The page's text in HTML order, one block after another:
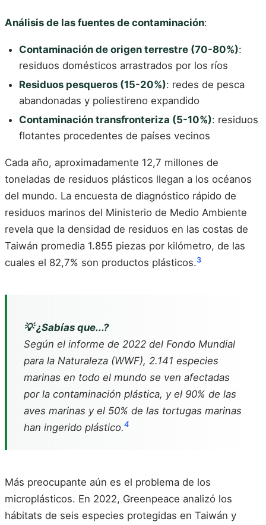
Análisis de las fuentes de contaminación:
Contaminación de origen terrestre (70-80%):
residuos domésticos arrastrados por los ríos
Residuos pesqueros (15-20%): redes de pesca
abandonadas y poliestireno expandido
Contaminación transfronteriza (5-10%): residuos
flotantes procedentes de países vecinos
Cada año, aproximadamente 12,7 millones de
toneladas de residuos plásticos llegan a los océanos
del mundo. La encuesta de diagnóstico rápido de
residuos marinos del Ministerio de Medio Ambiente
revela que la densidad de residuos en las costas de
Taiwán promedia 1.855 piezas por kilómetro, de las
cuales el 82,7% son productos plásticos.3
💡 ¿Sabías que...?
Según el informe de 2022 del Fondo Mundial
para la Naturaleza (WWF), 2.141 especies
marinas en todo el mundo se ven afectadas
por la contaminación plástica, y el 90% de las
aves marinas y el 50% de las tortugas marinas
han ingerido plástico.4
Más preocupante aún es el problema de los
microplásticos. En 2022, Greenpeace analizó los
hábitats de seis especies protegidas en Taiwán y